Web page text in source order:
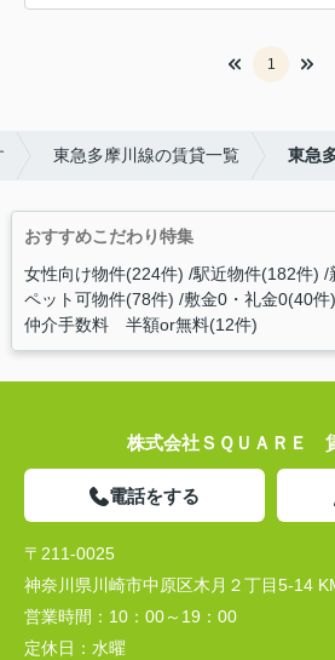
1
東急多摩川線の賃貸一覧 東急
おすすめこだわり特集
女性向け物件(224件) 駅近物件(182件)
ペット可物件(78件) 敷金0・礼金0(40件)
仲介手数料 半額or無料(12件)
株式会社ＳＱＵＡＲＥ
電話をする
〒211-0025
神奈川県川崎市中原区木月２丁目5-14
営業時間： 10：00～19：00
定休日： 水曜